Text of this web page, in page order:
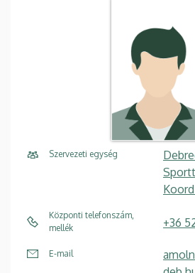
Szervezeti egység
Központi telefonszám,
mellék
+36
E-mail